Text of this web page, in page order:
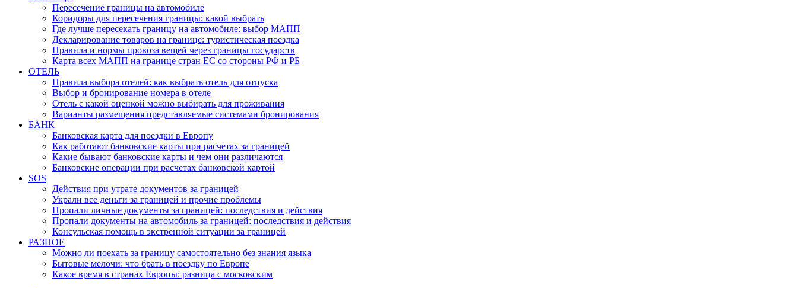
Пересечение границы на автомобиле
Коридоры для пересечения границы: какой выбрать
Где лучше пересекать границу на автомобиле: выбор МАПП
Декларирование товаров на границе: туристическая поездка
Правила и нормы провоза вещей через границы государств
Карта всех МАПП на границе стран ЕС со стороны РФ и РБ
ОТЕЛЬ
Правила выбора отелей: как выбрать отель для отпуска
Выбор и бронирование номера в отеле
Отель с какой оценкой можно выбирать для проживания
Варианты размещения представляемые системами бронирования
БАНК
Банковская карта для поездки в Европу
Как работают банковские карты при расчетах за границей
Какие бывают банковские карты и чем они различаются
Банковские операции при расчетах банковской картой
SOS
Действия при утрате документов за границей
Украли все деньги за границей и прочие проблемы
Пропали личные документы за границей: последствия и действия
Пропали документы на автомобиль за границей: последствия и действия
Консульская помощь в экстренной ситуации за границей
РАЗНОЕ
Можно ли поехать за границу самостоятельно без знания языка
Бытовые мелочи: что брать в поездку по Европе
Какое время в странах Европы: разница с московским